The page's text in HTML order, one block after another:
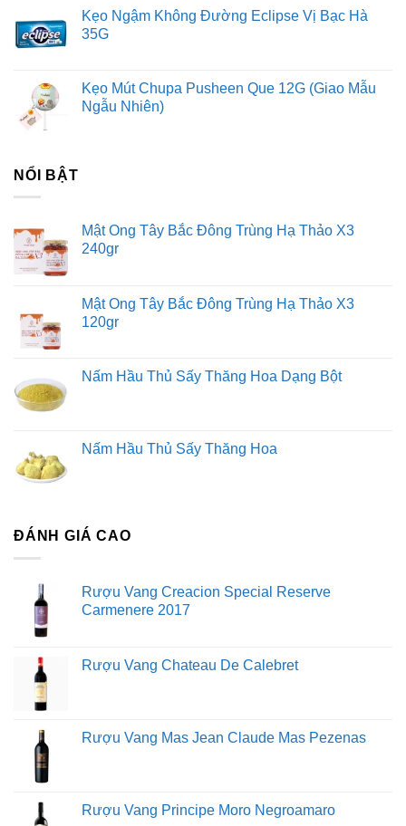
Kẹo Ngậm Không Đường Eclipse Vị Bạc Hà
35G
Kẹo Mút Chupa Pusheen Que 12G (Giao Mẫu
Ngẫu Nhiên)
NỔI BẬT
Mật Ong Tây Bắc Đông Trùng Hạ Thảo X3
240gr
Mật Ong Tây Bắc Đông Trùng Hạ Thảo X3
120gr
Nấm Hầu Thủ Sấy Thăng Hoa Dạng Bột
Nấm Hầu Thủ Sấy Thăng Hoa
ĐÁNH GIÁ CAO
Rượu Vang Creacion Special Reserve
Carmenere 2017
Rượu Vang Chateau De Calebret
Rượu Vang Mas Jean Claude Mas Pezenas
Rượu Vang Principe Moro Negroamaro